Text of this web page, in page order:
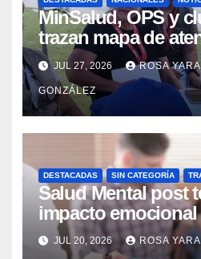
MinSalud, OPS y
trazan mapa de
integrales para
contingencia
JUL 27, 2026 ROSA
GONZÁLEZ
DESTACADAS SIN CATEGORÍA
Salud Mental post
impacto
niñas,
JUL 20, 2026 ROSA